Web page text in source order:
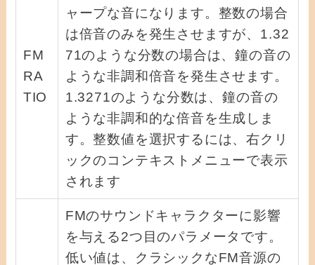
FM
RA
TIO
ャープな音になります。整数の場合
は倍音のみを発生させますが、1.32
71のような分数の場合は、鐘の音の
ような非調和倍音を発生させます。
1.3271のような分数は、鐘の音の
ような非調和的な倍音を生成しま
す。整数値を選択するには、右クリ
ックのコンテキストメニューで表示
されます
FMのサウンドキャラクターに影響
を与える2つ目のパラメータです。
低い値は、クラシックなFM音源の